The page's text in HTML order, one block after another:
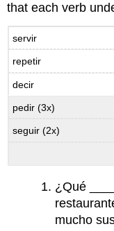
that each verb
servir
repetir
decir
pedir (3x)
seguir (2x)
¿Qué
mucho